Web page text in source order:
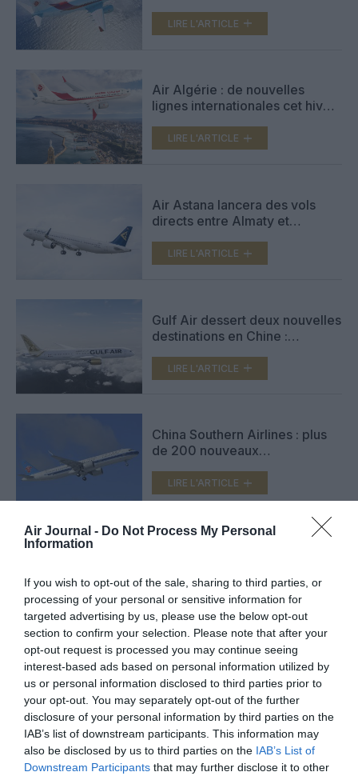
Air Journal - Do Not Process My Personal
Information
If you wish to opt-out of the sale, sharing to third parties, or
processing of your personal or sensitive information for
targeted advertising by us, please use the below opt-out
section to confirm your selection. Please note that after your
opt-out request is processed you may continue seeing
interest-based ads based on personal information utilized by
us or personal information disclosed to third parties prior to
your opt-out. You may separately opt-out of the further
disclosure of your personal information by third parties on the
IAB’s list of downstream participants. This information may
also be disclosed by us to third parties on the IAB’s List of
Downstream Participants that may further disclose it to other
LIRE L'ARTICLE
Air Algérie : de nouvelles
lignes internationales cet hiver
et en Afrique
LIRE L'ARTICLE
Air Astana lancera des vols
directs entre Almaty et
LIRE L'ARTICLE
Gulf Air dessert deux nouvelles
destinations en Chine :
LIRE L'ARTICLE
China Southern Airlines : plus
de 200 nouveaux
LIRE L'ARTICLE
LIRE L'ARTICLE
VOIR PLUS D'ARTICLES
FAIRE UN DON